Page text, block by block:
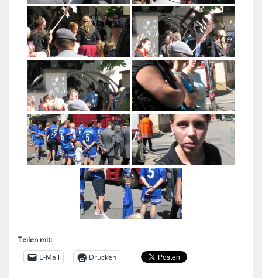
Teilen mit:
E-Mail
Drucken